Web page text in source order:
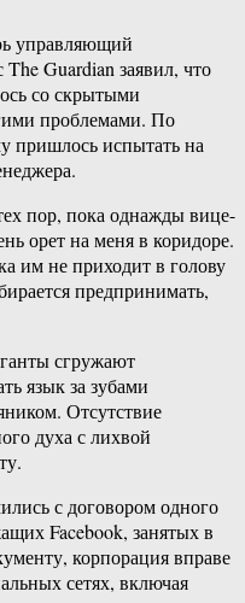
управляющий
Guardian заявил, что
со скрытыми
проблемами. По
пришлось испытать на
пор, пока однажды вице-
орет на меня в коридоре.
им не приходит в голову
предпринимать,
сгружают
язык за зубами
Отсутствие
духа с лихвой
с договором одного
Facebook, занятых в
корпорация вправе
сетях, включая